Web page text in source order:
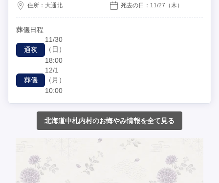
住所： 大通北 死去の日： 11/27 （木）
葬儀日程
通夜
11/30
（日）
18:00
葬儀
12/1
（月）
10:00
北海道中札内村のお悔やみ情報を全て見る